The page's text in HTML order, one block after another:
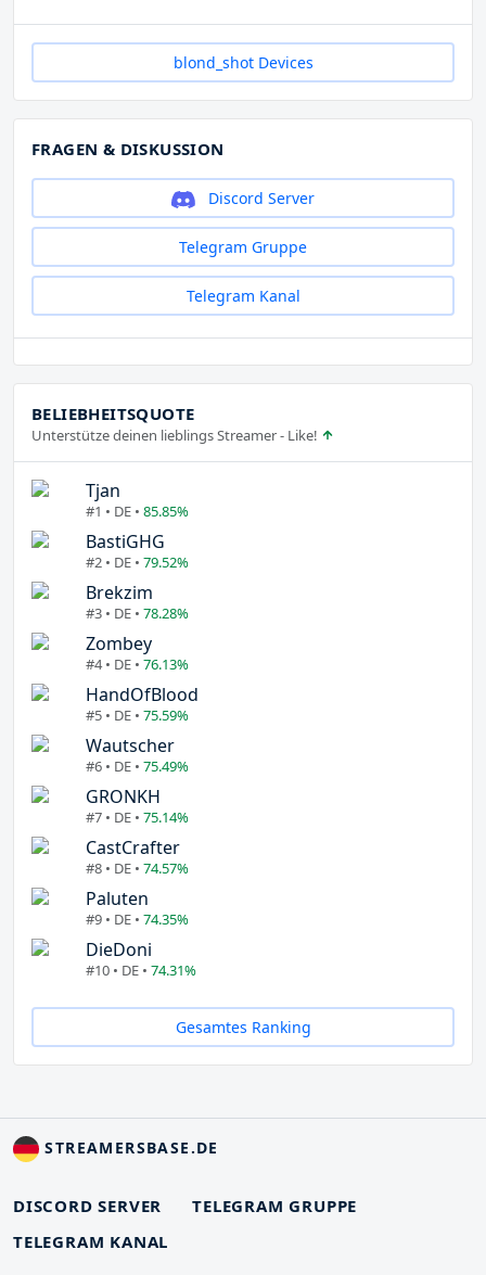
blond_shot Devices
FRAGEN & DISKUSSION
Discord Server
Telegram Gruppe
Telegram Kanal
BELIEBHEITSQUOTE
Unterstütze deinen lieblings Streamer - Like!
Tjan
#1 • DE • 85.85%
BastiGHG
#2 • DE • 79.52%
Brekzim
#3 • DE • 78.28%
Zombey
#4 • DE • 76.13%
HandOfBlood
#5 • DE • 75.59%
Wautscher
#6 • DE • 75.49%
GRONKH
#7 • DE • 75.14%
CastCrafter
#8 • DE • 74.57%
Paluten
#9 • DE • 74.35%
DieDoni
#10 • DE • 74.31%
Gesamtes Ranking
STREAMERSBASE.DE
DISCORD SERVER
TELEGRAM GRUPPE
TELEGRAM KANAL